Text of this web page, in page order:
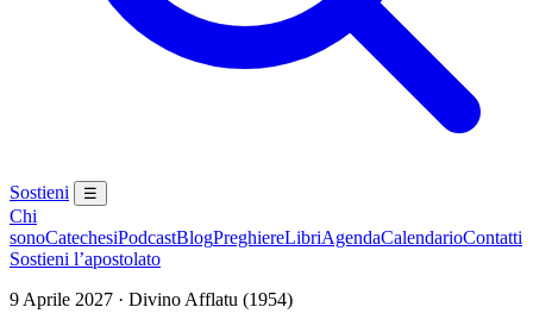
Sostieni ☰
Chi
sonoCatechesiPodcastBlogPreghiereLibriAgendaCalendarioContatti
Sostieni l’apostolato
9 Aprile 2027 · Divino Afflatu (1954)